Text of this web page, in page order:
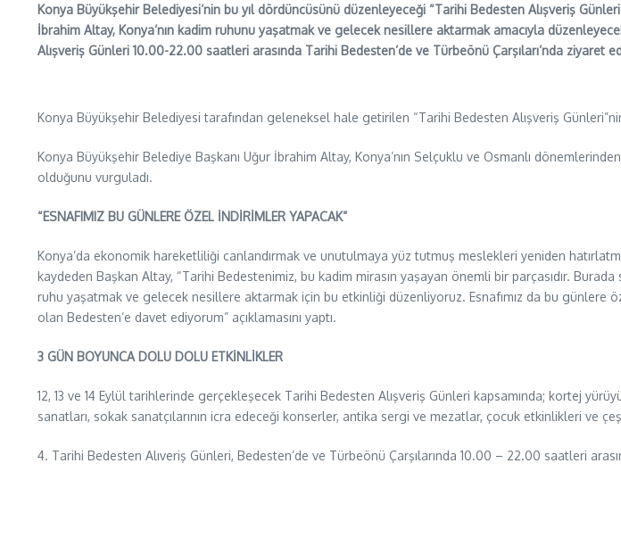
Konya Büyükşehir Belediyesi’nin bu yıl dördüncüsünü düzenleyeceği “Tarihi Bedesten Alışveriş
İbrahim Altay, Konya’nın kadim ruhunu yaşatmak ve gelecek nesillere aktarmak amacıyla
Alışveriş Günleri 10.00-22.00 saatleri arasında Tarihi Bedesten’de ve Türbeönü Çarşıları’nda ziyaret
Konya Büyükşehir Belediyesi tarafından geleneksel hale getirilen “Tarihi Bedesten Alışveriş
Konya Büyükşehir Belediye Başkanı Uğur İbrahim Altay, Konya’nın Selçuklu ve Osmanlı
olduğunu vurguladı.
“ESNAFIMIZ BU GÜNLERE ÖZEL İNDİRİMLER YAPACAK”
Konya’da ekonomik hareketliliği canlandırmak ve unutulmaya yüz tutmuş meslekleri yeniden
kaydeden Başkan Altay, “Tarihi Bedestenimiz, bu kadim mirasın yaşayan önemli bir parçasıdır.
ruhu yaşatmak ve gelecek nesillere aktarmak için bu etkinliği düzenliyoruz. Esnafımız da bu günlere
olan Bedesten’e davet ediyorum” açıklamasını yaptı.
3 GÜN BOYUNCA DOLU DOLU ETKİNLİKLER
12, 13 ve 14 Eylül tarihlerinde gerçekleşecek Tarihi Bedesten Alışveriş Günleri kapsamında; kortej
sanatları, sokak sanatçılarının icra edeceği konserler, antika sergi ve mezatlar, çocuk etkinlikleri ve
4. Tarihi Bedesten Alıveriş Günleri, Bedesten’de ve Türbeönü Çarşılarında 10.00 – 22.00 saatleri